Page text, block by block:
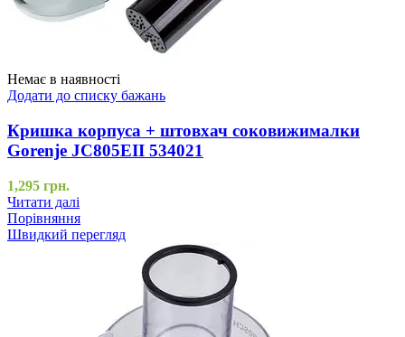
Немає в наявності
Додати до списку бажань
Кришка корпуса + штовхач соковижималки
Gorenje JC805EII 534021
1,295 грн.
Читати далі
Порівняння
Швидкий перегляд